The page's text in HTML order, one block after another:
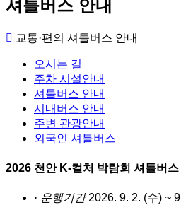
셔틀버스 안내
교통·편의 셔틀버스 안내
오시는 길
주차 시설안내
셔틀버스 안내
시내버스 안내
주변 관광안내
외국인 셔틀버스
2026 천안 K-컬처 박람회 셔틀버스
· 운행기간2026. 9. 2. (수) ~